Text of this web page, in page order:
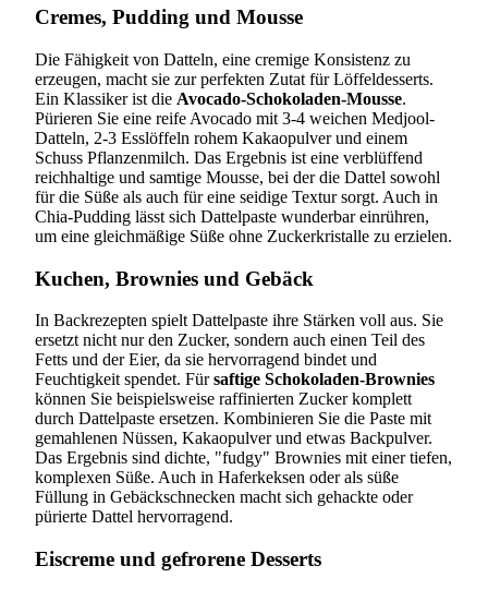
Cremes, Pudding und Mousse
Die Fähigkeit von Datteln, eine cremige Konsistenz zu
erzeugen, macht sie zur perfekten Zutat für Löffeldesserts.
Ein Klassiker ist die Avocado-Schokoladen-Mousse.
Pürieren Sie eine reife Avocado mit 3-4 weichen Medjool-
Datteln, 2-3 Esslöffeln rohem Kakaopulver und einem
Schuss Pflanzenmilch. Das Ergebnis ist eine verblüffend
reichhaltige und samtige Mousse, bei der die Dattel sowohl
für die Süße als auch für eine seidige Textur sorgt. Auch in
Chia-Pudding lässt sich Dattelpaste wunderbar einrühren,
um eine gleichmäßige Süße ohne Zuckerkristalle zu erzielen.
Kuchen, Brownies und Gebäck
In Backrezepten spielt Dattelpaste ihre Stärken voll aus. Sie
ersetzt nicht nur den Zucker, sondern auch einen Teil des
Fetts und der Eier, da sie hervorragend bindet und
Feuchtigkeit spendet. Fürsaftige Schokoladen-Brownies
können Sie beispielsweise raffinierten Zucker komplett
durch Dattelpaste ersetzen. Kombinieren Sie die Paste mit
gemahlenen Nüssen, Kakaopulver und etwas Backpulver.
Das Ergebnis sind dichte, "fudgy" Brownies mit einer tiefen,
komplexen Süße. Auch in Haferkeksen oder als süße
Füllung in Gebäckschnecken macht sich gehackte oder
pürierte Dattel hervorragend.
Eiscreme und gefrorene Desserts